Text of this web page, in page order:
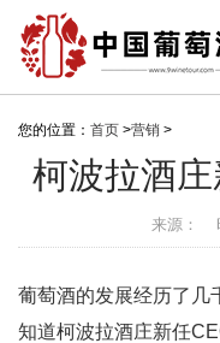
您的位置： 首页 >营销 >
柯波拉酒
来源：
葡萄酒的发展经历了几
知道柯波拉酒庄新任